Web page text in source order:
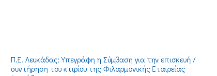
Π.Ε. Λευκάδας: Υπεγράφη η Σύμβαση για την επισκευή /
συντήρηση του κτιρίου της Φιλαρμονικής Εταιρείας